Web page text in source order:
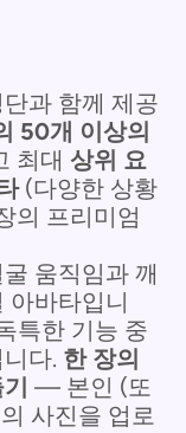
과 함께 제공
50개 이상의
최대 상위 요
(다양한 상황
의 프리미엄
움직임과 깨
아바타입니
특한 기능 중
다. 한 장의
— 본인 (또
사진을 업로